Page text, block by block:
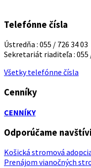
Telefónne čísla
Ústredňa : 055 / 726 34 03
Sekretariát riaditeľa : 055
Všetky telefónne čísla
Cenníky
CENNÍKY
Odporúčame
Košická stromová
Prenájom vianočných